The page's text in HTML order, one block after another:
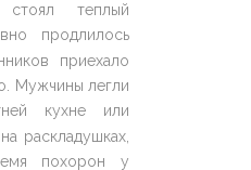
теплый
продлилось
приехало
Мужчины легли
кухне или
раскладушках,
похорон у